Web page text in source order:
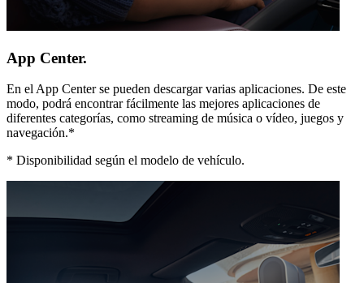
App Center.
En el App Center se pueden descargar varias aplicaciones. De este
modo, podrá encontrar fácilmente las mejores aplicaciones de
diferentes categorías, como streaming de música o vídeo, juegos y
navegación.*
* Disponibilidad según el modelo de vehículo.